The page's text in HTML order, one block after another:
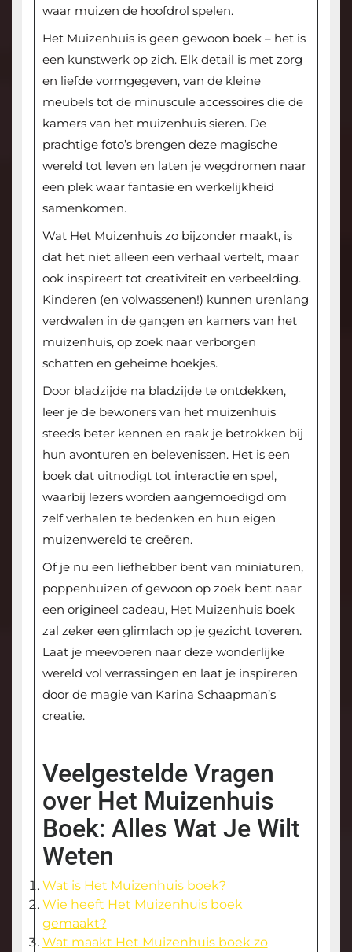
waar muizen de hoofdrol spelen.
Het Muizenhuis is geen gewoon boek – het is
een kunstwerk op zich. Elk detail is met zorg
en liefde vormgegeven, van de kleine
meubels tot de minuscule accessoires die de
kamers van het muizenhuis sieren. De
prachtige foto’s brengen deze magische
wereld tot leven en laten je wegdromen naar
een plek waar fantasie en werkelijkheid
samenkomen.
Wat Het Muizenhuis zo bijzonder maakt, is
dat het niet alleen een verhaal vertelt, maar
ook inspireert tot creativiteit en verbeelding.
Kinderen (en volwassenen!) kunnen urenlang
verdwalen in de gangen en kamers van het
muizenhuis, op zoek naar verborgen
schatten en geheime hoekjes.
Door bladzijde na bladzijde te ontdekken,
leer je de bewoners van het muizenhuis
steeds beter kennen en raak je betrokken bij
hun avonturen en belevenissen. Het is een
boek dat uitnodigt tot interactie en spel,
waarbij lezers worden aangemoedigd om
zelf verhalen te bedenken en hun eigen
muizenwereld te creëren.
Of je nu een liefhebber bent van miniaturen,
poppenhuizen of gewoon op zoek bent naar
een origineel cadeau, Het Muizenhuis boek
zal zeker een glimlach op je gezicht toveren.
Laat je meevoeren naar deze wonderlijke
wereld vol verrassingen en laat je inspireren
door de magie van Karina Schaapman’s
creatie.
Veelgestelde Vragen
over Het Muizenhuis
Boek: Alles Wat Je Wilt
Weten
Wat is Het Muizenhuis boek?
Wie heeft Het Muizenhuis boek
gemaakt?
Wat maakt Het Muizenhuis boek zo